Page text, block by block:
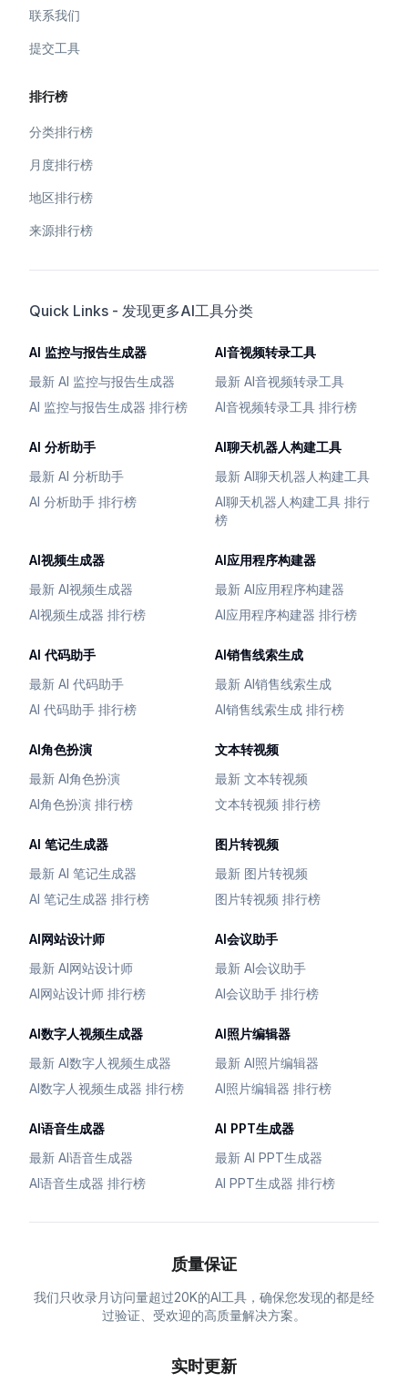
联系我们
提交工具
排行榜
分类排行榜
月度排行榜
地区排行榜
来源排行榜
Quick Links - 发现更多AI工具分类
AI 监控与报告生成器
最新 AI 监控与报告生成器
AI 监控与报告生成器 排行榜
AI音视频转录工具
最新 AI音视频转录工具
AI音视频转录工具 排行榜
AI 分析助手
最新 AI 分析助手
AI 分析助手 排行榜
AI聊天机器人构建工具
最新 AI聊天机器人构建工具
AI聊天机器人构建工具 排行
榜
AI视频生成器
最新 AI视频生成器
AI视频生成器 排行榜
AI应用程序构建器
最新 AI应用程序构建器
AI应用程序构建器 排行榜
AI 代码助手
最新 AI 代码助手
AI 代码助手 排行榜
AI销售线索生成
最新 AI销售线索生成
AI销售线索生成 排行榜
AI角色扮演
最新 AI角色扮演
AI角色扮演 排行榜
文本转视频
最新 文本转视频
文本转视频 排行榜
AI 笔记生成器
最新 AI 笔记生成器
AI 笔记生成器 排行榜
图片转视频
最新 图片转视频
图片转视频 排行榜
AI网站设计师
最新 AI网站设计师
AI网站设计师 排行榜
AI会议助手
最新 AI会议助手
AI会议助手 排行榜
AI数字人视频生成器
最新 AI数字人视频生成器
AI数字人视频生成器 排行榜
AI照片编辑器
最新 AI照片编辑器
AI照片编辑器 排行榜
AI语音生成器
最新 AI语音生成器
AI语音生成器 排行榜
AI PPT生成器
最新 AI PPT生成器
AI PPT生成器 排行榜
质量保证
我们只收录月访问量超过20K的AI工具，确保您发现的都是经
过验证、受欢迎的高质量解决方案。
实时更新